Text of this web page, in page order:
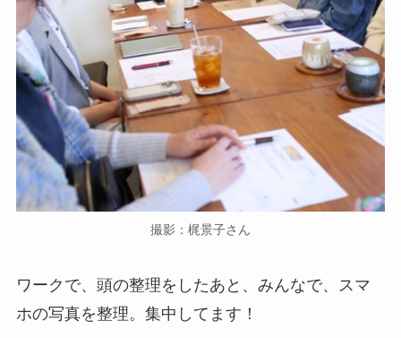
撮影：梶景子さん
ワークで、頭の整理をしたあと、みんなで、スマ
ホの写真を整理。集中してます！